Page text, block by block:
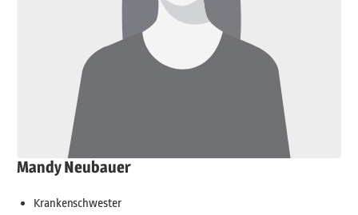
Mandy Neubauer
Krankenschwester